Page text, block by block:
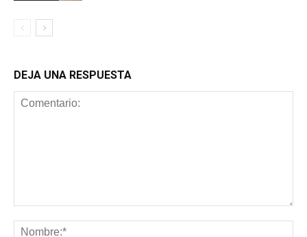
DEJA UNA RESPUESTA